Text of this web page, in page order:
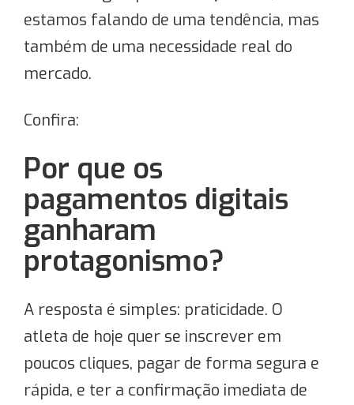
estamos falando de uma tendência, mas
também de uma necessidade real do
mercado.
Confira:
Por que os
pagamentos digitais
ganharam
protagonismo?
A resposta é simples: praticidade. O
atleta de hoje quer se inscrever em
poucos cliques, pagar de forma segura e
rápida, e ter a confirmação imediata de